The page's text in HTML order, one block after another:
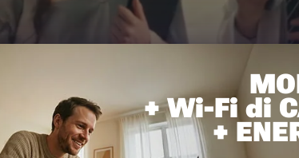
+ Wi-Fi di
+